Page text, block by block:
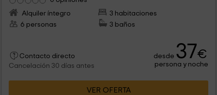
Alquiler íntegro
3 habitaciones
6 personas
3 baños
Contacto directo
Cancelación 30 días antes
desde 37€
persona y noche
VER OFERTA